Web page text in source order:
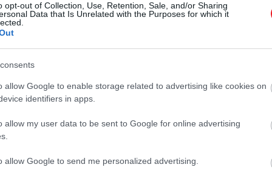
opt-out of Collection, Use, Retention, Sale, and/or Sharing
Data that Is Unrelated with the Purposes for which it
allow Google to enable storage related to advertising like cookies on
identifiers in apps.
allow my user data to be sent to Google for online advertising
allow Google to send me personalized advertising.
A Balaton közelségében fekvő, 1996
laktanya kétségkívül Magyarország
Szentkirályszabadjának ezt a részét
a köznyelvben sokszor csak „magyar
Csernobilként” említik – mostantól
Mostantól fizetnünk kell,
a magyar…